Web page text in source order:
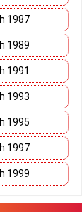
1987
1989
1991
1993
1995
1997
1999